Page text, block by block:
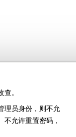
。
理员身份，则不允
不允许重置密码，